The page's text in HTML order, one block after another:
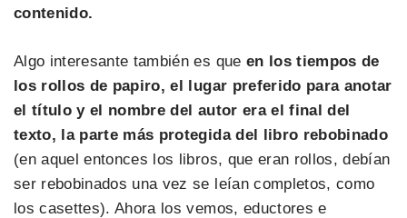
contenido.
Algo interesante también es que en los tiempos de
los rollos de papiro, el lugar preferido para anotar
el título y el nombre del autor era el final del
texto, la parte más protegida del libro rebobinado
(en aquel entonces los libros, que eran rollos, debían
ser rebobinados una vez se leían completos, como
los casettes). Ahora los vemos, eductores e